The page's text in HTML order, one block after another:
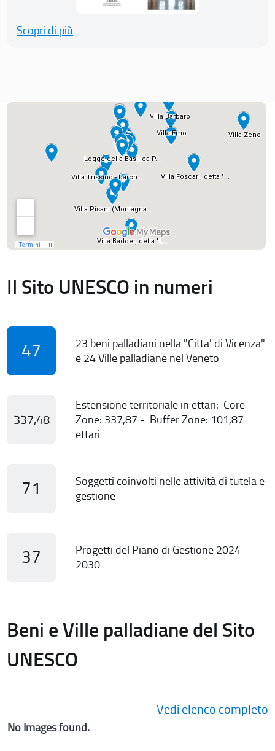
Scopri di più
Il Sito UNESCO in numeri
47
23 beni palladiani nella "Citta' di Vicenza"
e 24 Ville palladiane nel Veneto
337,48
Estensione territoriale in ettari: Core
Zone: 337,87 - Buffer Zone: 101,87
ettari
71
Soggetti coinvolti nelle attività di tutela e
gestione
37
Progetti del Piano di Gestione 2024-
2030
Beni e Ville palladiane del Sito
UNESCO
Vedi elenco completo
No Images found.